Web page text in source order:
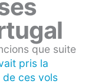
que suite
pris la
ces vols